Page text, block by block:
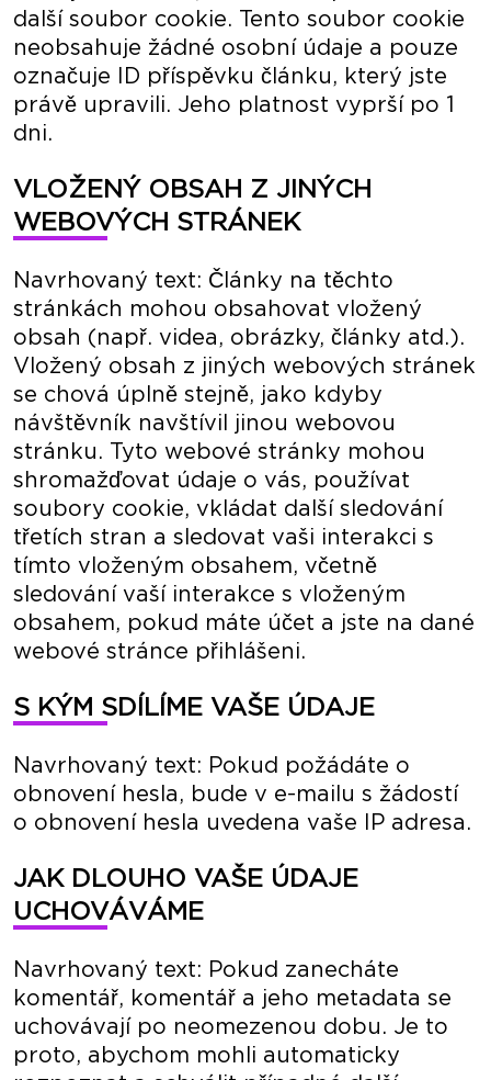
další soubor cookie. Tento soubor cookie
neobsahuje žádné osobní údaje a pouze
označuje ID příspěvku článku, který jste
právě upravili. Jeho platnost vyprší po 1
dni.
VLOŽENÝ OBSAH Z JINÝCH
WEBOVÝCH STRÁNEK
Navrhovaný text: Články na těchto
stránkách mohou obsahovat vložený
obsah (např. videa, obrázky, články atd.).
Vložený obsah z jiných webových stránek
se chová úplně stejně, jako kdyby
návštěvník navštívil jinou webovou
stránku. Tyto webové stránky mohou
shromažďovat údaje o vás, používat
soubory cookie, vkládat další sledování
třetích stran a sledovat vaši interakci s
tímto vloženým obsahem, včetně
sledování vaší interakce s vloženým
obsahem, pokud máte účet a jste na dané
webové stránce přihlášeni.
S KÝM SDÍLÍME VAŠE ÚDAJE
Navrhovaný text: Pokud požádáte o
obnovení hesla, bude v e-mailu s žádostí
o obnovení hesla uvedena vaše IP adresa.
JAK DLOUHO VAŠE ÚDAJE
UCHOVÁVÁME
Navrhovaný text: Pokud zanecháte
komentář, komentář a jeho metadata se
uchovávají po neomezenou dobu. Je to
proto, abychom mohli automaticky